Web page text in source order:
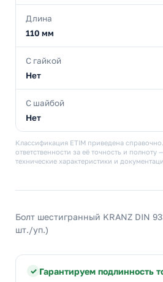
Длина
110 мм
С гайкой
Нет
С шайбой
Нет
Классификация ETIM приведена
ответственности за её точность и полноту
технические характеристики и
Болт шестигранный KRANZ DIN
шт./уп.)
Гарантируем подлинность